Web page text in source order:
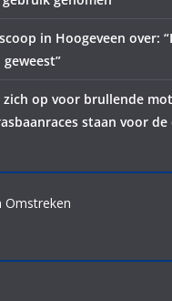
in Hoogeveen over:
op voor brullende
staan voor de
Omstreken